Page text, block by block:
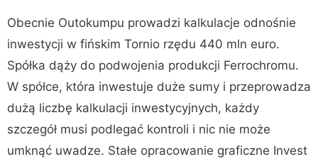
Obecnie Outokumpu prowadzi kalkulacje odnośnie
inwestycji w fińskim Tornio rzędu 440 mln euro.
Spółka dąży do podwojenia produkcji Ferrochromu.
W spółce, która inwestuje duże sumy i przeprowadza
dużą liczbę kalkulacji inwestycyjnych, każdy
szczegół musi podlegać kontroli i nic nie może
umknąć uwadze. Stałe opracowanie graficzne Invest